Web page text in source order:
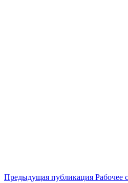
Навигация
Предыдущая публикация Рабочее